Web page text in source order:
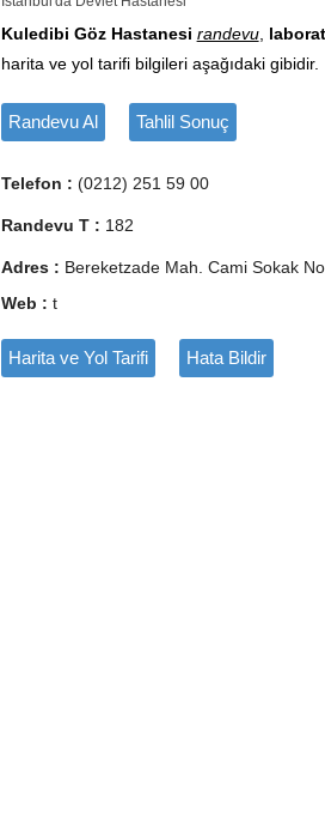
Kuledibi Göz Hastanesi randevu,
harita ve yol tarifi bilgileri aşağıdaki gibidir.
Randevu Al Tahlil Sonuç
Telefon : (0212) 251 59 00
Randevu T : 182
Adres : Bereketzade Mah. Cami Sokak
Web : t
Harita ve Yol Tarifi Hata Bildir